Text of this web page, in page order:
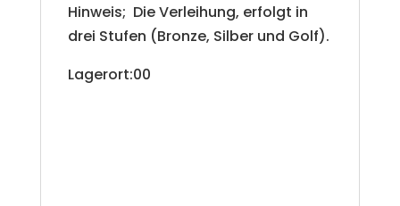
Hinweis; Die Verleihung, erfolgt in
drei Stufen (Bronze, Silber und Golf).
Lagerort:00